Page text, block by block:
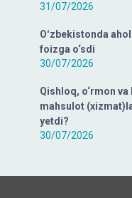
31/07/2026
Oʻzbekistonda
foizga o‘sdi
30/07/2026
Qishloq, o‘rmon
mahsulot
yetdi?
30/07/2026